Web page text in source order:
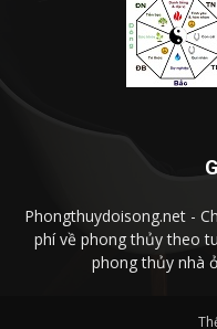
Phongthuydoisong.net -
phí về phong thủy theo
phong thủy nhà